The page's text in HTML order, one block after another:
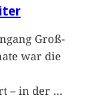
Groß-
war die
– in der …